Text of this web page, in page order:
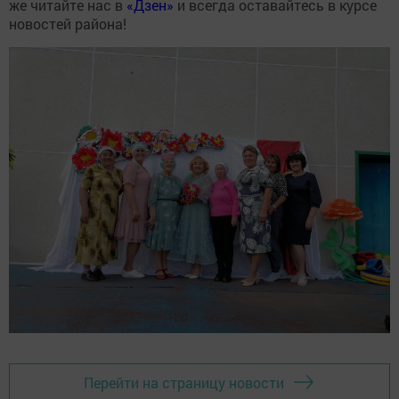
же читайте нас в «Дзен» и всегда оставайтесь в курсе
новостей района!
Перейти на страницу новости